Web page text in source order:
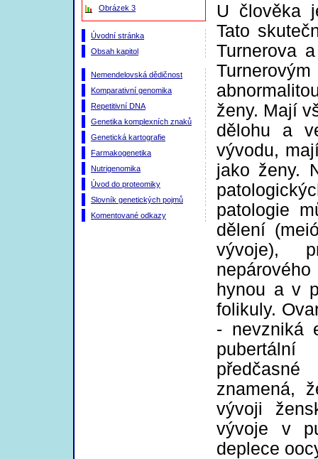
Obrázek 3
Úvodní stránka
Obsah kapitol
Nemendelovská dědičnost
Komparativní genomika
Repetitivní DNA
Genetika komplexních znaků
Genetická kartografie
Farmakogenetika
Nutrigenomika
Úvod do proteomiky
Slovník genetických pojmů
Komentované odkazy
U člověka
Tato
Turnerova
ženy. Mají
dělohu a
vývodu,
jako ženy.
patologie
dělení
vývoje),
hynou a v
folikuly.
- nevzniká
předčasné
znamená,
vývoji
vývoje v
deplece